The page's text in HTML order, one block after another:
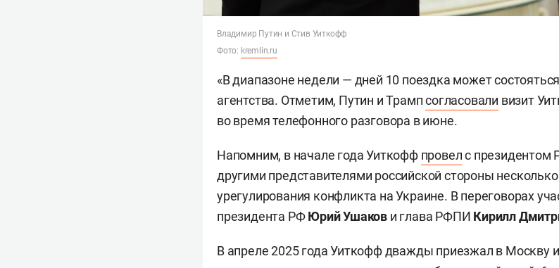
Владимир Путин и Стив Уиткофф
Фото: kremlin.ru
«В диапазоне недели — дней 10 поездка может
агентства. Отметим, Путин и Трампсогласовали визит
во время телефонного разговора в июне.
Напомним, в начале года Уиткофф провелс президентом
другими представителями российской стороны
урегулирования конфликта на Украине. В переговорах
президента РФЮрий Ушаков и глава РФПИ Кирилл
В апреле 2025 года Уиткофф дважды приезжал в Москву